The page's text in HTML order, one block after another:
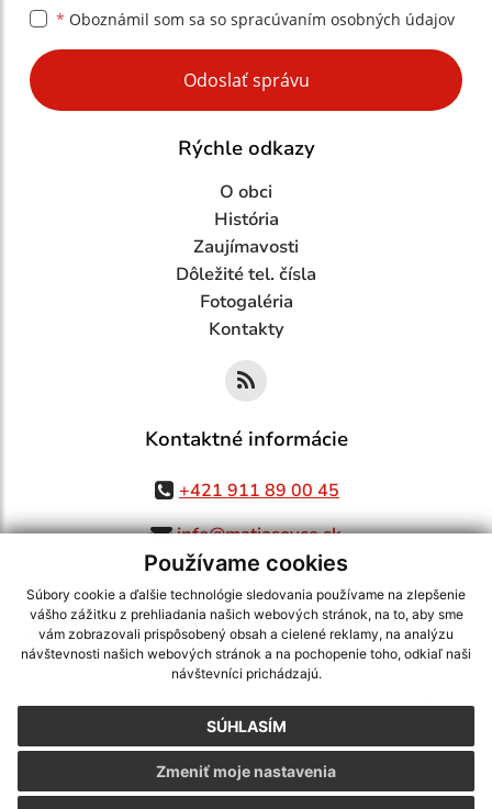
Používame cookies
Súbory cookie a ďalšie technológie sledovania používame na zlepšenie
vášho zážitku z prehliadania našich webových stránok, na to, aby sme
vám zobrazovali prispôsobený obsah a cielené reklamy, na analýzu
návštevnosti našich webových stránok a na pochopenie toho, odkiaľ naši
návštevníci prichádzajú.
SÚHLASÍM
Zmeniť moje nastavenia
* Oboznámil som sa so spracúvaním osobných údajov
Google reCaptcha Response
Odoslať správu
Rýchle odkazy
O obci
História
Zaujímavosti
Dôležité tel. čísla
Fotogaléria
Kontakty
Kontaktné informácie
+421 911 89 00 45
info@matiasovce.sk
využite možnosť získavania aktuálnych informácií s využitím RSS
CMS systém (redakčný) systém ECHELON 2,Mapa stránok,web portál
webex.digital, s.r.o.,domény,registrácia domény
Posledná aktualizácia:05.08.2026
Vytlačiť stránku|Vyhlásenie o prístupnosti